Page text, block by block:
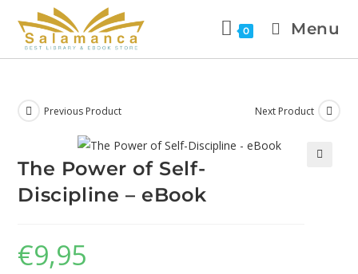
0 Menu
Previous Product Next Product
The Power of Self-
Discipline – eBook
€9,95